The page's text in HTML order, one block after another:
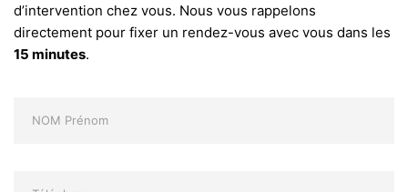
d’intervention chez vous. Nous vous rappelons
directement pour fixer un rendez-vous avec vous dans les
15 minutes.